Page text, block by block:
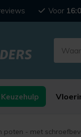
Voor
Keuzehulp
poten - met